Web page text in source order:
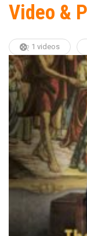
Video &
1 videos